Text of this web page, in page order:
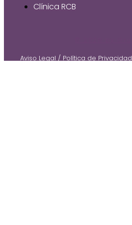
Clínica RCB
Aviso Legal / Política de Privacidad